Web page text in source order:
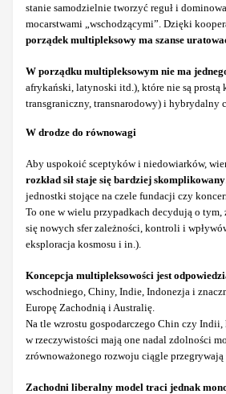
stanie samodzielnie tworzyć reguł i
mocarstwami „wschodzącymi”. Dzięki
porządek multipleksowy ma szanse
W porządku multipleksowym nie ma
afrykański, latynoski itd.), które nie są prostą
transgraniczny, transnarodowy) i hybrydalny
W drodze do równowagi
Aby uspokoić sceptyków i niedowiarków,
rozkład sił staje się bardziej skomplikowany
jednostki stojące na czele fundacji czy
To one w wielu przypadkach decydują o
się nowych sfer zależności, kontroli i
eksploracja kosmosu i in.).
Koncepcja multipleksowości jest
wschodniego, Chiny, Indie, Indonezja i
Europę Zachodnią i Australię.
Na tle wzrostu gospodarczego Chin czy Indii,
w rzeczywistości mają one nadal zdolności
zrównoważonego rozwoju ciągle przegrywają
Zachodni liberalny model traci jednak